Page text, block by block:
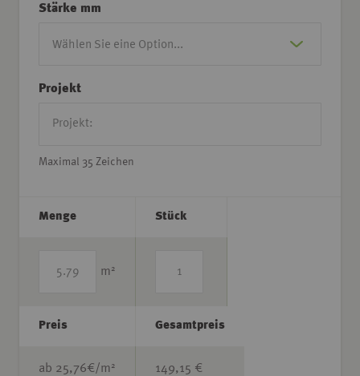
Stärke mm
Projekt
Maximal 35 Zeichen
Menge
m 2
Stück
Preis
ab 25,76€/m 2
Gesamtpreis
149,15 €